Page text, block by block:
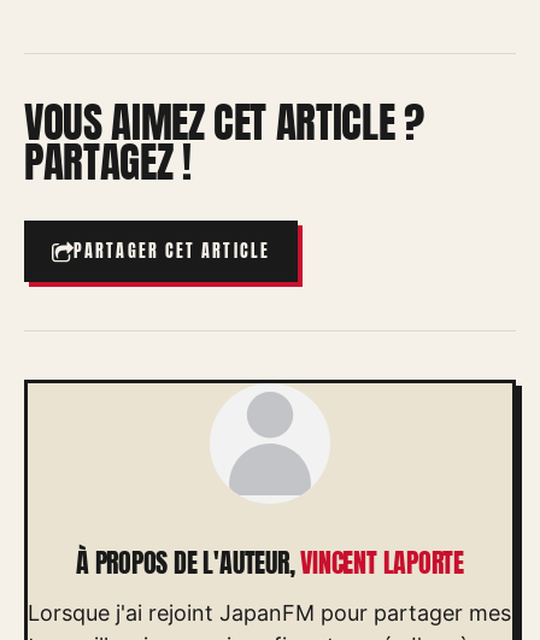
VOUS AIMEZ CET ARTICLE ?
PARTAGEZ !
PARTAGER CET ARTICLE
À PROPOS DE L'AUTEUR,VINCENT LAPORTE
Lorsque j'ai rejoint JapanFM pour partager mes